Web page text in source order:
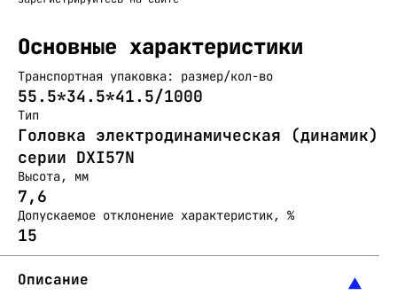
Основные характеристики
Транспортная упаковка: размер/кол-во
55.5*34.5*41.5/1000
Тип
Головка электродинамическая (динамик)
серии DXI57N
Высота, мм
7,6
Допускаемое отклонение характеристик, %
15
Описание